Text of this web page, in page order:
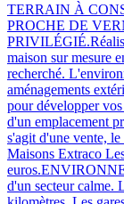
TERRAIN À
PROCHE DE
maison sur mesure
recherché.
aménagements
pour développer
d'un emplacement
s'agit d'une vente,
Maisons Extraco
d'un secteur calme.